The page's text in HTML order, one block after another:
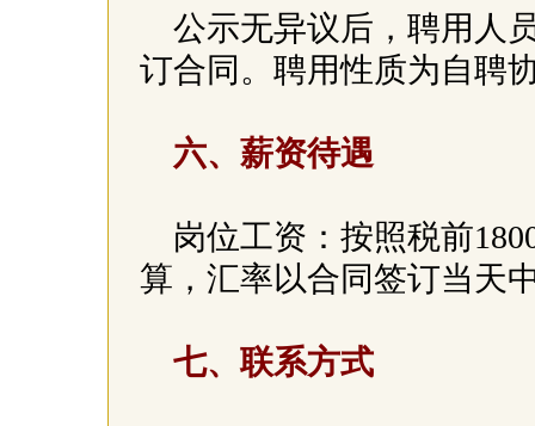
公示无异议后，聘用人
订合同。聘用性质为自聘
六、薪资待遇
岗位工资：按照税前
算，汇率以合同签订当天
七、联系方式